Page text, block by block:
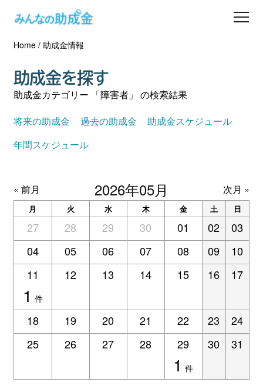
助成金を探す
士業の方へ
助成金コラム
専門家一覧
ダウンロード
会員登録
ログイン
Home/ 助成金情報
助成金を探す
助成金カテゴリー 「障害者」 の検索結果
将来の助成金
過去の助成金
助成金スケジュール
年間スケジュール
« 前月 2026年05月 次月 »
月 火 水 木 金 土 日
27 28 29 30 01 02
03
04
05 06 07 08 09
10
11
1件
12 13 14 15 16 17
18 19 20 21 22 23
24
25
26 27 28 29
1件
30 31